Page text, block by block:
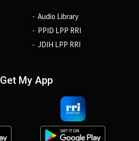
Audio Library
PPID LPP RRI
JDIH LPP RRI
Get My App